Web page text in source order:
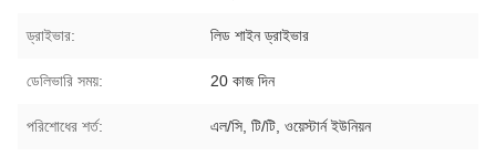
ড্রাইভার: লিড শাইন ড্রাইভার
ডেলিভারি সময়: 20 কাজ দিন
পরিশোধের শর্ত: এল/সি, টি/টি, ওয়েস্টার্ন ইউনিয়ন